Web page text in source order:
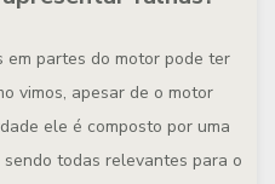
em partes do motor pode ter
vimos, apesar de o motor
ele é composto por uma
todas relevantes para o